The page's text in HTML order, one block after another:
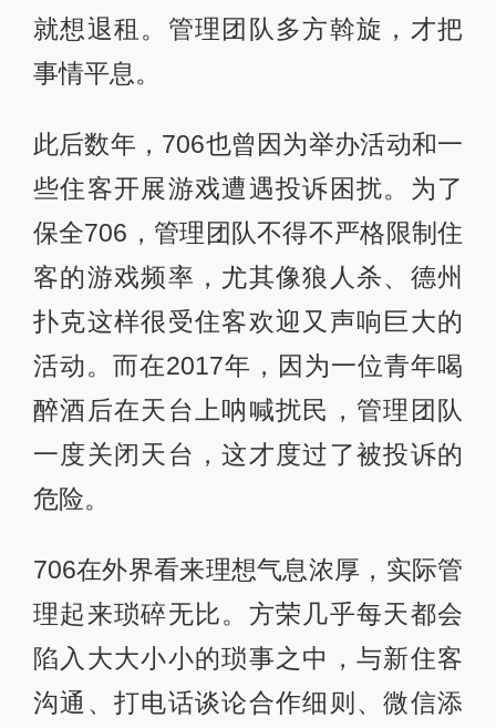
就想退租。管理团队多方斡旋，才把
事情平息。
此后数年，706也曾因为举办活动和一
些住客开展游戏遭遇投诉困扰。为了
保全706，管理团队不得不严格限制住
客的游戏频率，尤其像狼人杀、德州
扑克这样很受住客欢迎又声响巨大的
活动。而在2017年，因为一位青年喝
醉酒后在天台上呐喊扰民，管理团队
一度关闭天台，这才度过了被投诉的
危险。
706在外界看来理想气息浓厚，实际管
理起来琐碎无比。方荣几乎每天都会
陷入大大小小的琐事之中，与新住客
沟通、打电话谈论合作细则、微信添